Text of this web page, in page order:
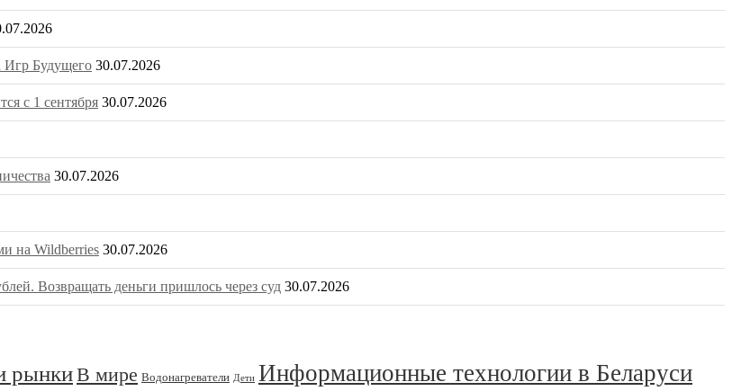
Игр Будущего 30.07.2026
с 1 сентября 30.07.2026
30.07.2026
на Wildberries 30.07.2026
Возвращать деньги пришлось через суд 30.07.2026
рынкиВ мире Водонагреватели Дети Информационные технологии в Беларуси